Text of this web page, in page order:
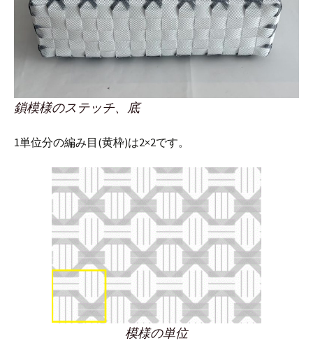
鎖模様のステッチ、底
1単位分の編み目(黄枠)は2×2です。
模様の単位